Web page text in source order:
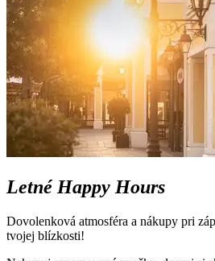
Letné Happy Hours
Dovolenková atmosféra a nákupy pri
tvojej blízkosti!